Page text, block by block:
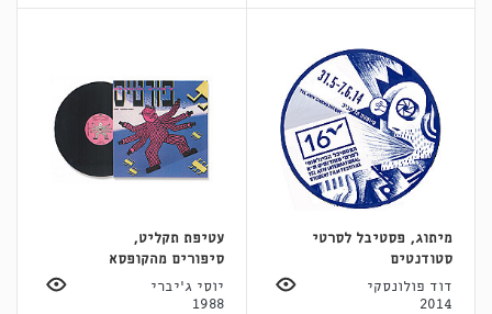
מיתוג, פסטיבל לסרטי
סטודנטים
דוד פולונסקי
2014
עטיפת תקליט,
סיפורים מהקופסא
יוסי ג'יברי
1988